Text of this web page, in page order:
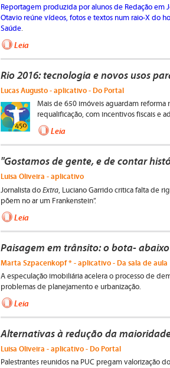
Reportagem produzida por alunos de Redação em
Otavio reúne vídeos, fotos e textos num raio-X do
Saúde.
Leia
Rio 2016: tecnologia e novos usos
Lucas Augusto - aplicativo - Do Portal
Mais de 650 imóveis aguardam reforma
requalificação, com incentivos fiscais e
Leia
"Gostamos de gente, e de contar
Luisa Oliveira - aplicativo
Jornalista do Extra, Luciano Garrido critica falta de
põem no ar um Frankenstein”.
Leia
Paisagem em trânsito: o bota-
Marta Szpacenkopf * - aplicativo - Da sala de aula
A especulação imobiliária acelera o processo de
problemas de planejamento e urbanização.
Leia
Alternativas à redução da
Luisa Oliveira - aplicativo - Do Portal
Palestrantes reunidos na PUC pregam valorização